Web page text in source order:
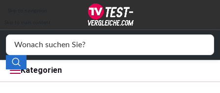
Kategorien
Elektronik
Freizeit